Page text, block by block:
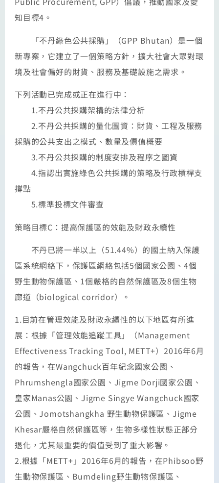
知目標4。
「不丹綠色公共採購」（GPP Bhutan）是一個
新專案，它建立了一個策略方針，擴大社會大眾對環
境及社會偏好的財貨、服務及基礎設施之需求。
下列活動已完成或正在進行中：
1.不丹公共採購架構的法律分析
2.不丹公共採購的量化圖資：財貨、工程及服務
採購的公共支出之模式、數量及價值概要
3.不丹公共採購的制度安排及程序之圖資
4.指認出實施綠色公共採購的策略及行政槓桿支
撐點
5.標準投標文件審查
策略目標C：提高保護區的效能及財政永續性
不丹已將一半以上（51.44%）的國土納入保護
區系統網絡下，保護區網絡包括5個國家公園、4個
野生動物保護區、1個嚴格的自然保護區及8個生物
廊道（biological corridor）。
1.目前在管理效能及財政永續性的以下地區有所進
展：根據「管理效能追蹤工具」（Management
Effectiveness Tracking Tool, METT+）2016年6月
的報告，在Wangchuck百年紀念國家公園、
Phrumshengla國家公園、Jigme Dorji國家公園、
皇家Manas公園、Jigme Singye Wangchuck國家
公園、Jomotshangkha 野生動物保護區、Jigme
Khesar嚴格自然保護區等，生物多樣性狀態正部分
退化，尤其最重要的價值受到了重大影響。
2.根據「METT+」2016年6月的報告，在Phibsoo野
生動物保護區、Bumdeling野生動物保護區、